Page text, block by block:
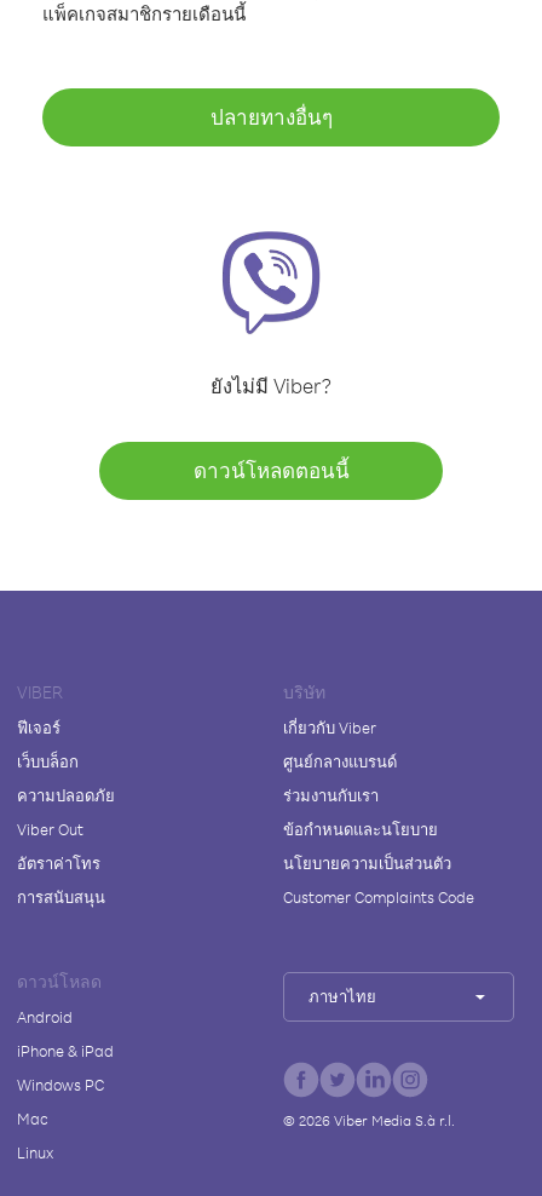
แพ็คเกจสมาชิกรายเดือนนี้
ปลายทางอื่นๆ
ยังไม่มี Viber?
ดาวน์โหลดตอนนี้
VIBER
ฟีเจอร์
เว็บบล็อก
ความปลอดภัย
Viber Out
อัตราค่าโทร
การสนับสนุน
บริษัท
เกี่ยวกับ Viber
ศูนย์กลางแบรนด์
ร่วมงานกับเรา
ข้อกำหนดและนโยบาย
นโยบายความเป็นส่วนตัว
Customer Complaints Code
ดาวน์โหลด
Android
iPhone & iPad
Windows PC
Mac
Linux
ภาษาไทย
© 2026Viber Media S.à r.l.